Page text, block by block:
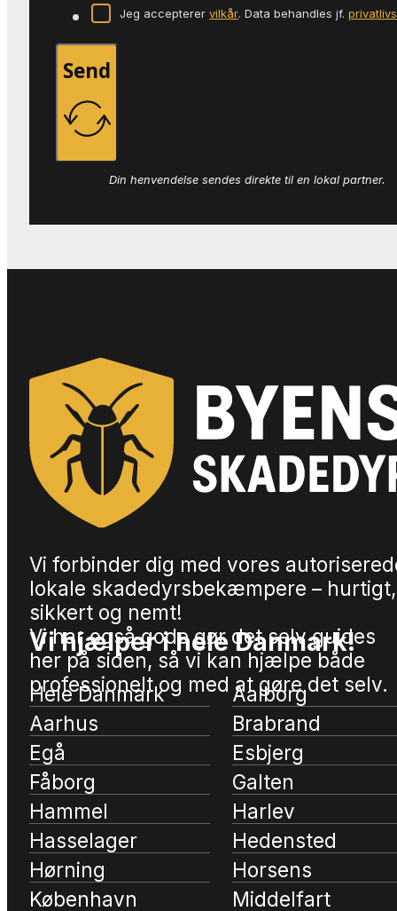
Jeg accepterer vilkår. Data behandles jf.
Send
Din henvendelse sendes direkte til en lokal partner.
Vi forbinder dig med vores
lokale skadedyrsbekæmpere – hurtigt,
sikkert og nemt!
Vi har også gode gør det selv guides
her på siden, så vi kan hjælpe både
professionelt og med at gøre det selv.
Vi hjælper i hele Danmark!
Hele Danmark
Aalborg
Aarhus
Brabrand
Egå
Esbjerg
Fåborg
Galten
Hammel
Harlev
Hasselager
Hedensted
Hørning
Horsens
København
Middelfart